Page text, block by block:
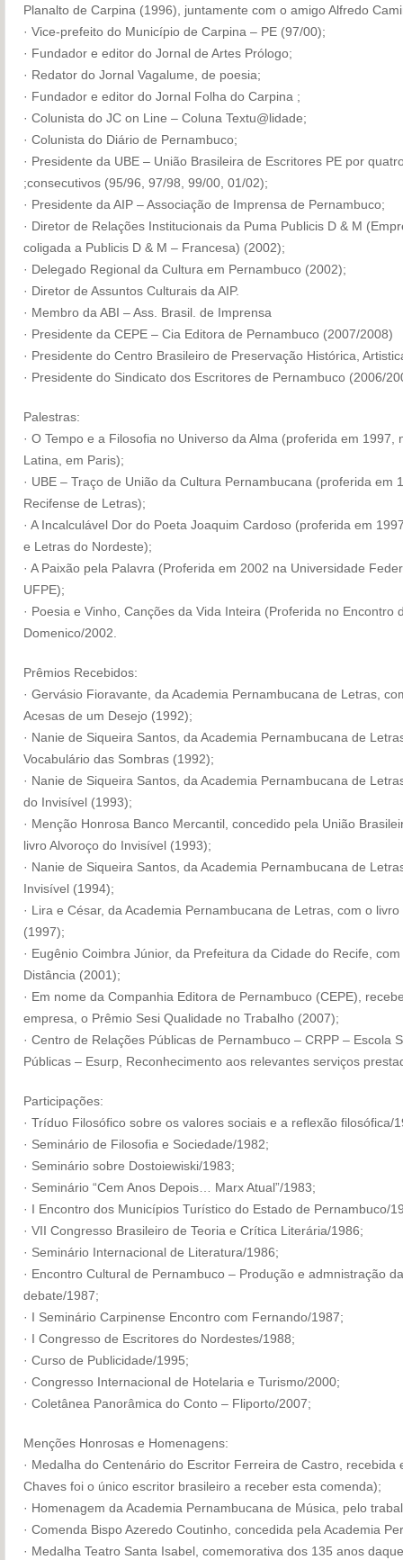
Planalto de Carpina (1996), juntamente com o amigo Alfredo
· Vice-prefeito do Município de Carpina – PE (97/00);
· Fundador e editor do Jornal de Artes Prólogo;
· Redator do Jornal Vagalume, de poesia;
· Fundador e editor do Jornal Folha do Carpina ;
· Colunista do JC on Line – Coluna Textu@lidade;
· Colunista do Diário de Pernambuco;
· Presidente da UBE – União Brasileira de Escritores PE por
;consecutivos (95/96, 97/98, 99/00, 01/02);
· Presidente da AIP – Associação de Imprensa de Pernambuco;
· Diretor de Relações Institucionais da Puma Publicis D & M
coligada a Publicis D & M – Francesa) (2002);
· Delegado Regional da Cultura em Pernambuco (2002);
· Diretor de Assuntos Culturais da AIP.
· Membro da ABI – Ass. Brasil. de Imprensa
· Presidente da CEPE – Cia Editora de Pernambuco (2007/2008)
· Presidente do Centro Brasileiro de Preservação Histórica,
· Presidente do Sindicato dos Escritores de Pernambuco (2006/
Palestras:
· O Tempo e a Filosofia no Universo da Alma (proferida em 1997,
Latina, em Paris);
· UBE – Traço de União da Cultura Pernambucana (proferida em
Recifense de Letras);
· A Incalculável Dor do Poeta Joaquim Cardoso (proferida em
e Letras do Nordeste);
· A Paixão pela Palavra (Proferida em 2002 na Universidade
UFPE);
· Poesia e Vinho, Canções da Vida Inteira (Proferida no Encontro
Domenico/2002.
Prêmios Recebidos:
· Gervásio Fioravante, da Academia Pernambucana de Letras,
Acesas de um Desejo (1992);
· Nanie de Siqueira Santos, da Academia Pernambucana de
Vocabulário das Sombras (1992);
· Nanie de Siqueira Santos, da Academia Pernambucana de
do Invisível (1993);
· Menção Honrosa Banco Mercantil, concedido pela União
livro Alvoroço do Invisível (1993);
· Nanie de Siqueira Santos, da Academia Pernambucana de
Invisível (1994);
· Lira e César, da Academia Pernambucana de Letras, com o
(1997);
· Eugênio Coimbra Júnior, da Prefeitura da Cidade do Recife,
Distância (2001);
· Em nome da Companhia Editora de Pernambuco (CEPE),
empresa, o Prêmio Sesi Qualidade no Trabalho (2007);
· Centro de Relações Públicas de Pernambuco – CRPP – Escola
Públicas – Esurp, Reconhecimento aos relevantes serviços
Participações:
· Tríduo Filosófico sobre os valores sociais e a reflexão filosófica/
· Seminário de Filosofia e Sociedade/1982;
· Seminário sobre Dostoiewiski/1983;
· Seminário “Cem Anos Depois… Marx Atual”/1983;
· I Encontro dos Municípios Turístico do Estado de Pernambuco/
· VII Congresso Brasileiro de Teoria e Crítica Literária/1986;
· Seminário Internacional de Literatura/1986;
· Encontro Cultural de Pernambuco – Produção e admnistração
debate/1987;
· I Seminário Carpinense Encontro com Fernando/1987;
· I Congresso de Escritores do Nordestes/1988;
· Curso de Publicidade/1995;
· Congresso Internacional de Hotelaria e Turismo/2000;
· Coletânea Panorâmica do Conto – Fliporto/2007;
Menções Honrosas e Homenagens:
· Medalha do Centenário do Escritor Ferreira de Castro, recebida
Chaves foi o único escritor brasileiro a receber esta comenda);
· Homenagem da Academia Pernambucana de Música, pelo
· Comenda Bispo Azeredo Coutinho, concedida pela Academia
· Medalha Teatro Santa Isabel, comemorativa dos 135 anos